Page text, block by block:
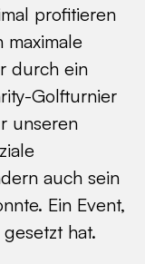
profitieren
durch ein
Golfturnier
unseren
auch sein
Ein Event,
hat.